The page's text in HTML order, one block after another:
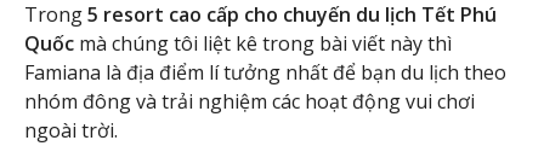
Trong5 resort cao cấp cho chuyến du lịch Tết Phú
Quốc mà chúng tôi liệt kê trong bài viết này thì
Famiana là địa điểm lí tưởng nhất để bạn du lịch theo
nhóm đông và trải nghiệm các hoạt động vui chơi
ngoài trời.